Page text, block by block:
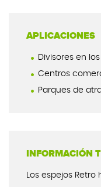
APLICACIONES
Divisores en
Centros
Parques de
INFORMACIÓN
Los espejos